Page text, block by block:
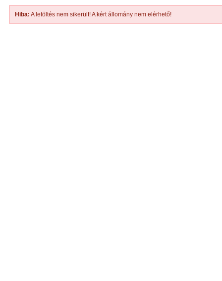
Hiba: A letöltés nem sikerült! A kért állomány nem elérhető!